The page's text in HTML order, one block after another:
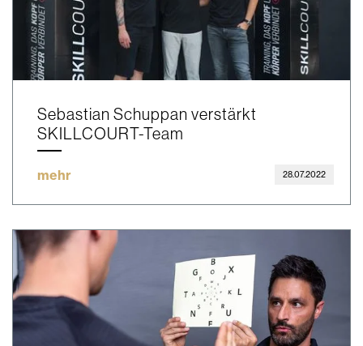
Sebastian Schuppan verstärkt
SKILLCOURT-Team
mehr 28.07.2022